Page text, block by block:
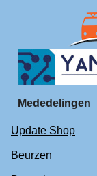
Mededelingen
Update Shop
Beurzen